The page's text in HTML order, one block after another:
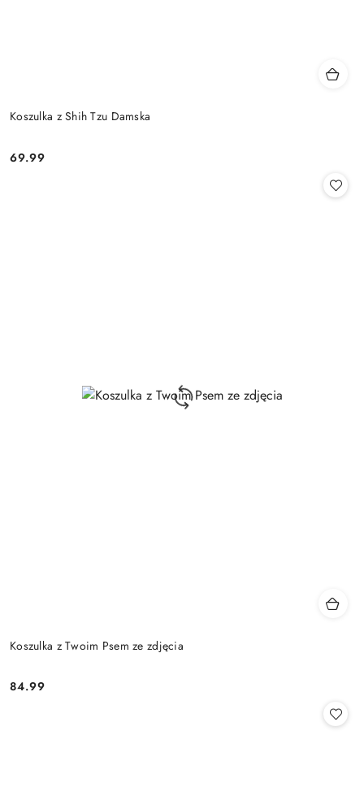
Koszulka z Shih Tzu Damska
Cena:
69.99
Koszulka z Twoim Psem ze zdjęcia
Cena:
84.99